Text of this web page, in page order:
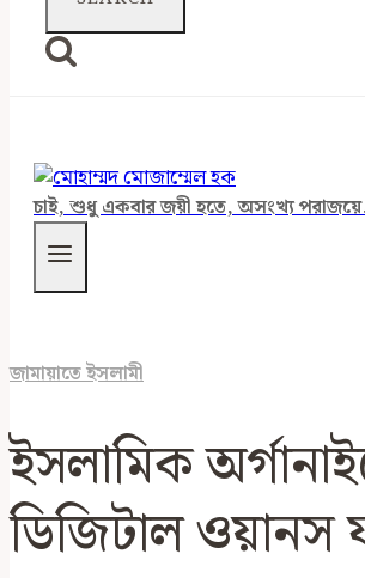
চাই, শুধু একবার জয়ী হতে, অসংখ্য
জামায়াতে ইসলামী
ইসলামিক
ডিজিটাল ওয়ানস